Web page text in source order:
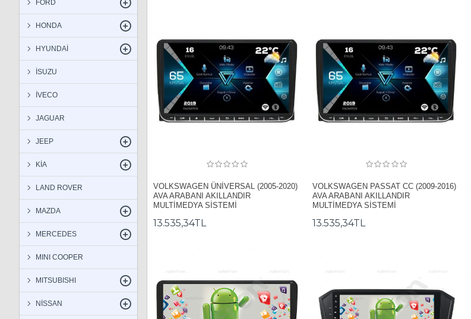
FORD
HONDA
HYUNDAİ
İSUZU
İVECO
JAGUAR
JEEP
KİA
LAND ROVER
MAZDA
MERCEDES
MINI COOPER
MITSUBISHI
NİSSAN
VOLKSWAGEN ÜNİVERSAL (2005-2020)
AVA ARABANI AKILLANDIR
MULTİMEDYA SİSTEMİ
13.535,34TL
VOLKSWAGEN PASSAT CC (2009-2016)
AVA ARABANI AKILLANDIR
MULTİMEDYA SİSTEMİ
13.535,34TL